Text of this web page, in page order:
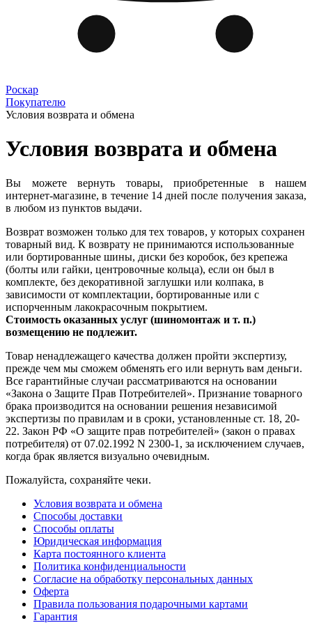
Роскар
Покупателю
Условия возврата и обмена
Условия возврата и обмена
Вы можете вернуть товары, приобретенные в нашем
интернет-магазине, в течение 14 дней после получения заказа,
в любом из пунктов выдачи.
Возврат возможен только для тех товаров, у которых сохранен
товарный вид. К возврату не принимаются использованные
или бортированные шины, диски без коробок, без крепежа
(болты или гайки, центровочные кольца), если он был в
комплекте, без декоративной заглушки или колпака, в
зависимости от комплектации, бортированные или с
испорченным лакокрасочным покрытием.
Стоимость оказанных услуг (шиномонтаж и т. п.)
возмещению не подлежит.
Товар ненадлежащего качества должен пройти экспертизу,
прежде чем мы сможем обменять его или вернуть вам деньги.
Все гарантийные случаи рассматриваются на основании
«Закона о Защите Прав Потребителей». Признание товарного
брака производится на основании решения независимой
экспертизы по правилам и в сроки, установленные ст. 18, 20-
22. Закон РФ «О защите прав потребителей» (закон о правах
потребителя) от 07.02.1992 N 2300-1, за исключением случаев,
когда брак является визуально очевидным.
Пожалуйста, сохраняйте чеки.
Условия возврата и обмена
Способы доставки
Способы оплаты
Юридическая информация
Карта постоянного клиента
Политика конфиденциальности
Согласие на обработку персональных данных
Оферта
Правила пользования подарочными картами
Гарантия